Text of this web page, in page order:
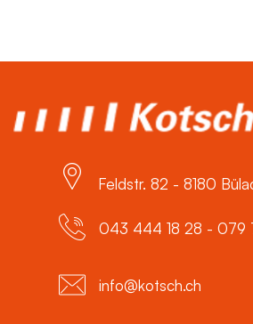
Feldstr. 82 - 8180
043 444 18 28 - 079
info@kotsch.ch